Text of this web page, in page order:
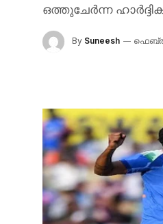
ഒത്തുചേർന്ന
By Suneesh